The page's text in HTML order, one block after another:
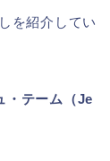
を紹介してい
・テーム（Je